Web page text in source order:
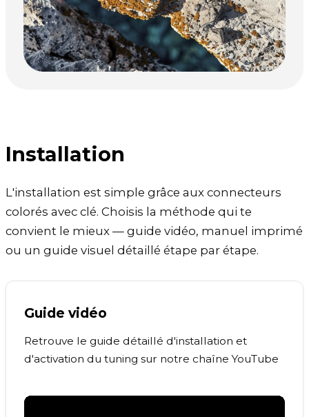
Installation
L'installation est simple grâce aux connecteurs
colorés avec clé. Choisis la méthode qui te
convient le mieux — guide vidéo, manuel imprimé
ou un guide visuel détaillé étape par étape.
Guide vidéo
Retrouve le guide détaillé d'installation et
d'activation du tuning sur notre chaîne YouTube